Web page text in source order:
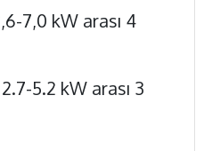
7,0 kW arası 4
2.7-5.2 kW arası 3